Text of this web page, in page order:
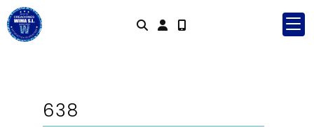
Identifícat
638